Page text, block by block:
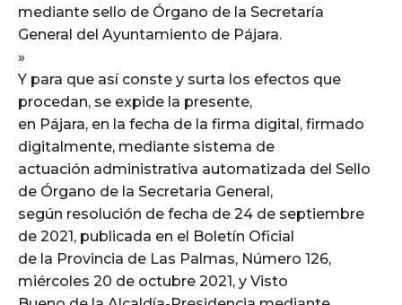
mediante sello de Órgano de la Secretaría
General del Ayuntamiento de Pájara.
»
Y para que así conste y surta los efectos que
procedan, se expide la presente,
en Pájara, en la fecha de la firma digital, firmado
digitalmente, mediante sistema de
actuación administrativa automatizada del Sello
de Órgano de la Secretaria General,
según resolución de fecha de 24 de septiembre
de 2021, publicada en el Boletín Oficial
de la Provincia de Las Palmas, Número 126,
miércoles 20 de octubre 2021, y Visto